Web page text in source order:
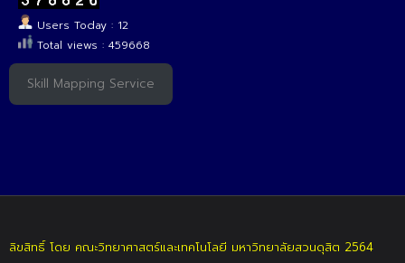
Users Today : 12
Total views : 459668
Skill Mapping Service
ลิขสิทธิ์ โดย คณะวิทยาศาสตร์และเทคโนโลยี มหาวิทยาลัยสวนดุสิต 2564